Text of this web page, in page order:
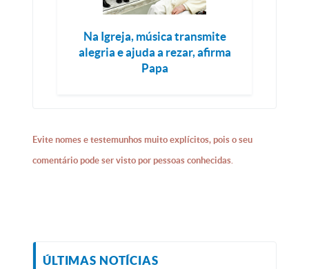
Na Igreja, música transmite
alegria e ajuda a rezar, afirma
Papa
Evite nomes e testemunhos muito explícitos, pois o seu
comentário pode ser visto por pessoas conhecidas.
ÚLTIMAS NOTÍCIAS